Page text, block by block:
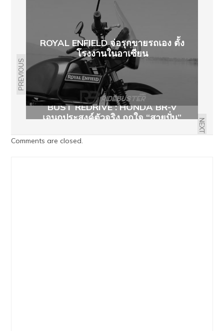
PREVIOUS
ROYAL ENFIELD จ่อรุกขายรถเอง ตั้ง
โรงงานในอาเซียน
NEXT
BUST REDRIVE : HONDA BR-V
เอนกประสงค์ตัวจริง ถูกใจ “สายปั่น”
Comments are closed.